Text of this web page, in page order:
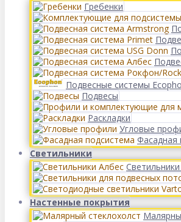
Гребенки
Подвесные системы
Подвесы
Раскладки
Угловые
Фасадная
Светильники
Настенные покрытия